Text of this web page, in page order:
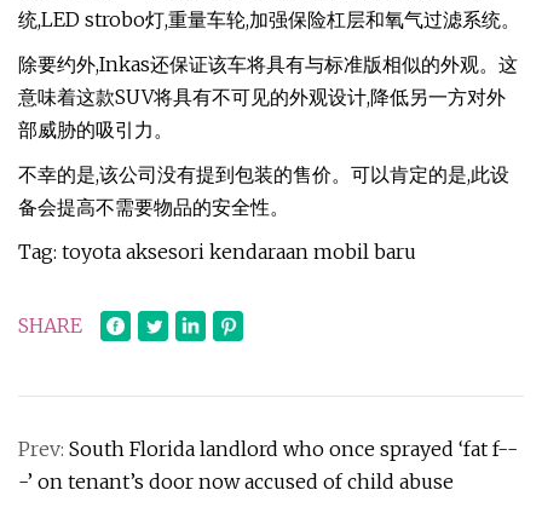
统,LED strobo灯,重量车轮,加强保险杠层和氧气过滤系统。
除要约外,Inkas还保证该车将具有与标准版相似的外观。这
意味着这款SUV将具有不可见的外观设计,降低另一方对外
部威胁的吸引力。
不幸的是,该公司没有提到包装的售价。可以肯定的是,此设
备会提高不需要物品的安全性。
Tag: toyota aksesori kendaraan mobil baru
SHARE
Prev: South Florida landlord who once sprayed ‘fat f--
-’ on tenant’s door now accused of child abuse